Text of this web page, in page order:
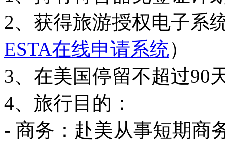
2、获得旅游授权电子系
ESTA在线申请系统）
3、在美国停留不超过90
4、旅行目的：
- 商务：赴美从事短期商